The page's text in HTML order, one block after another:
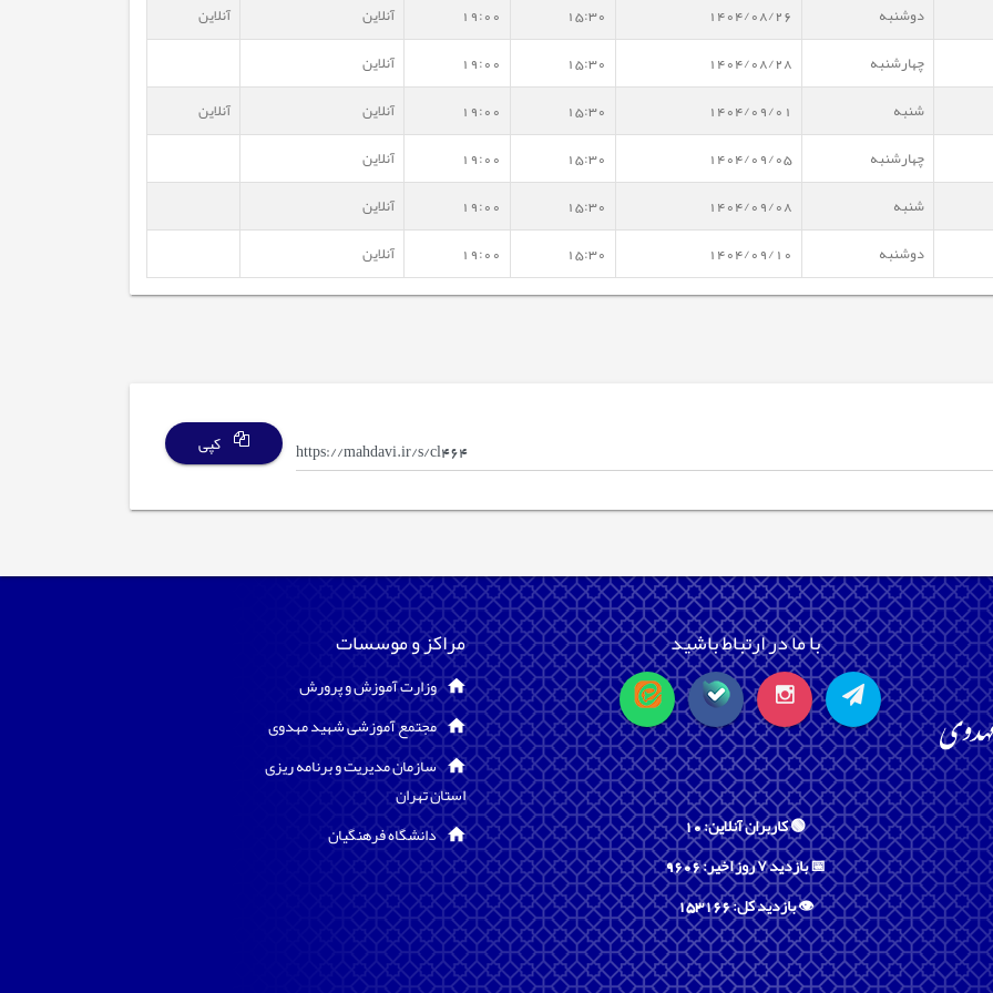
دوشنبه 1404/08/26
15:30
19:00 آنلاین
آنلاین
چهارشنبه 1404/08/28
15:30
19:00
آنلاین
شنبه 1404/09/01
15:30
19:00 آنلاین
آنلاین
چهارشنبه 1404/09/05
15:30
19:00
آنلاین
شنبه 1404/09/08
15:30
19:00
آنلاین
دوشنبه 1404/09/10
15:30
19:00 آنلاین
کپی
با ما در ارتباط باشید
🟢 کاربران آنلاین: 10
📅 بازدید ۷ روز اخیر: 9606
👁️ بازدید کل: 153166
مراکز و موسسات
وزارت آموزش و پرورش
مجتمع آموزشی شهید مهدوی
سازمان مدیریت و برنامه ریزی
استان تهران
دانشگاه فرهنگیان